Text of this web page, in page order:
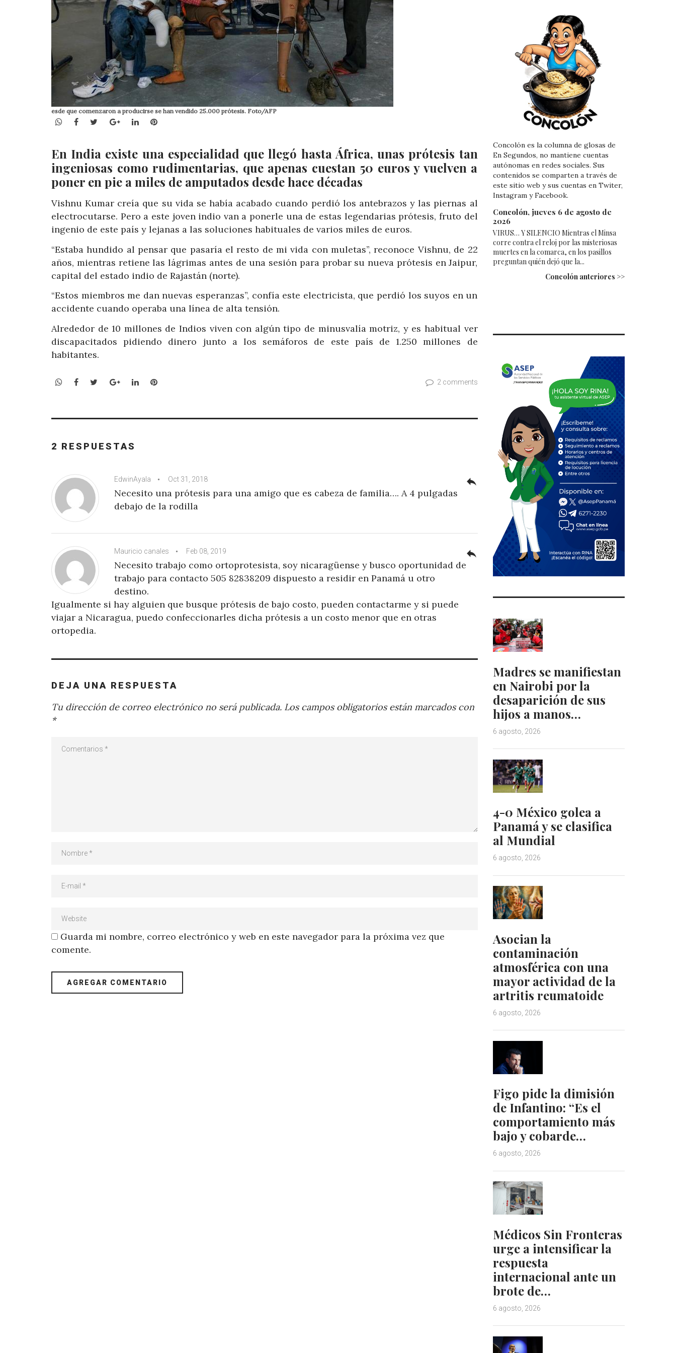
esde que comenzaron a producirse se han vendido 25.000 prótesis. Foto/AFP
WhatsApp
Facebook
TwitterGoogle+LinkedInPinterest
En India existe una especialidad que llegó hasta África, unas prótesis tan
ingeniosas como rudimentarias, que apenas cuestan 50 euros y vuelven a
poner en pie a miles de amputados desde hace décadas
Vishnu Kumar creía que su vida se había acabado cuando perdió los antebrazos y las piernas al
electrocutarse. Pero a este joven indio van a ponerle una de estas legendarias prótesis, fruto del
ingenio de este país y lejanas a las soluciones habituales de varios miles de euros.
“Estaba hundido al pensar que pasaría el resto de mi vida con muletas”, reconoce Vishnu, de 22
años, mientras retiene las lágrimas antes de una sesión para probar su nueva prótesis en Jaipur,
capital del estado indio de Rajastán (norte).
“Estos miembros me dan nuevas esperanzas”, confía este electricista, que perdió los suyos en un
accidente cuando operaba una línea de alta tensión.
Alrededor de 10 millones de Indios viven con algún tipo de minusvalía motriz, y es habitual ver
discapacitados pidiendo dinero junto a los semáforos de este país de 1.250 millones de
habitantes.
WhatsApp
Facebook
TwitterGoogle+LinkedInPinterest 2 comments
2 RESPUESTAS
EdwinAyala Oct 31, 2018
Necesito una prótesis para una amigo que es cabeza de familia…. A 4 pulgadas
debajo de la rodilla
reply
Mauricio canales Feb 08, 2019
Necesito trabajo como ortoprotesista, soy nicaragüense y busco oportunidad de
trabajo para contacto 505 82838209 dispuesto a residir en Panamá u otro
destino.
Igualmente si hay alguien que busque prótesis de bajo costo, pueden contactarme y si puede
viajar a Nicaragua, puedo confeccionarles dicha prótesis a un costo menor que en otras
ortopedia.
reply
DEJA UNA RESPUESTA
Tu dirección de correo electrónico no será publicada. Los campos obligatorios están marcados con
*
Guarda mi nombre, correo electrónico y web en este navegador para la próxima vez que
comente.
Concolón es la columna de glosas de
En Segundos, no mantiene cuentas
autónomas en redes sociales. Sus
contenidos se comparten a través de
este sitio web y sus cuentas en Twiter,
Instagram y Facebook.
Concolón, jueves 6 de agosto de
2026
VIRUS… Y SILENCIO Mientras el Minsa
corre contra el reloj por las misteriosas
muertes en la comarca, en los pasillos
preguntan quién dejó que la...
Concolón anteriores >>
Madres se manifiestan
en Nairobi por la
desaparición de sus
hijos a manos…
6 agosto, 2026
4-0 México golea a
Panamá y se clasifica
al Mundial
6 agosto, 2026
Asocian la
contaminación
atmosférica con una
mayor actividad de la
artritis reumatoide
6 agosto, 2026
Figo pide la dimisión
de Infantino: “Es el
comportamiento más
bajo y cobarde…
6 agosto, 2026
Médicos Sin Fronteras
urge a intensificar la
respuesta
internacional ante un
brote de…
6 agosto, 2026